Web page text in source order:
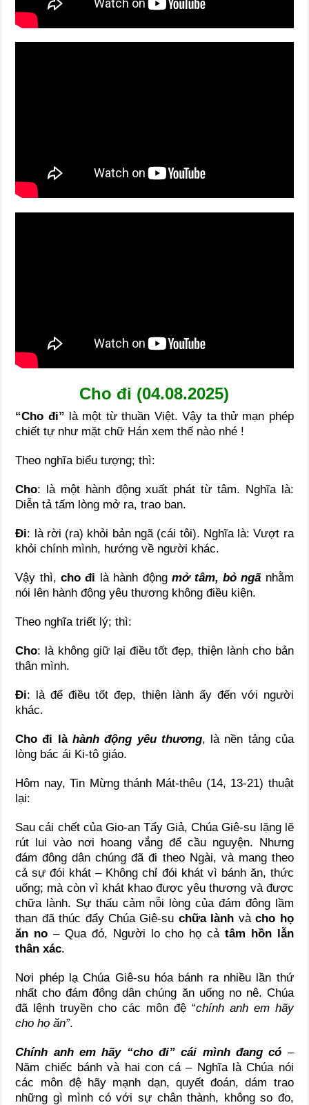
Cho đi (04.08.2025)
“Cho đi” là một từ thuần Việt. Vậy ta thử mạn phép
chiết tự như mặt chữ Hán xem thế nào nhé !
Theo nghĩa biểu tượng; thì:
Cho: là một hành động xuất phát từ tâm. Nghĩa là:
Diễn tả tấm lòng mở ra, trao ban.
Đi: là rời (ra) khỏi bản ngã (cái tôi). Nghĩa là: Vượt ra
khỏi chính mình, hướng về người khác.
Vậy thì,cho đi là hành độngmở tâm, bỏ ngã nhằm
nói lên hành động yêu thương không điều kiện.
Theo nghĩa triết lý; thì:
Cho: là không giữ lại điều tốt đẹp, thiện lành cho bản
thân mình.
Đi: là để điều tốt đẹp, thiện lành ấy đến với người
khác.
Cho đi làhành động yêu thương, là nền tảng của
lòng bác ái Ki-tô giáo.
Hôm nay, Tin Mừng thánh Mát-thêu (14, 13-21) thuật
lại:
Sau cái chết của Gio-an Tẩy Giả, Chúa Giê-su lặng lẽ
rút lui vào nơi hoang vắng để cầu nguyện. Nhưng
đám đông dân chúng đã đi theo Ngài, và mang theo
cả sự đói khát – Không chỉ đói khát vì bánh ăn, thức
uống; mà còn vì khát khao được yêu thương và được
chữa lành. Sự thấu cảm nỗi lòng của đám đông lầm
than đã thúc đẩy Chúa Giê-su chữa lành vàcho họ
ăn no – Qua đó, Người lo cho họ cảtâm hồn lẫn
thân xác.
Nơi phép lạ Chúa Giê-su hóa bánh ra nhiều lần thứ
nhất cho đám đông dân chúng ăn uống no nê. Chúa
đã lệnh truyền cho các môn đệ “chính anh em hãy
cho họ ăn”.
Chính anh em hãy “cho đi” cái mình đang có –
Năm chiếc bánh và hai con cá – Nghĩa là Chúa nói
các môn đệ hãy mạnh dạn, quyết đoán, dám trao
những gì mình có với sự chân thành, không so đo,